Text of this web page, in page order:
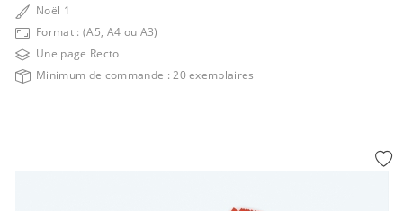
Noël 1
Format : (A5, A4 ou A3)
Une page Recto
Minimum de commande : 20 exemplaires